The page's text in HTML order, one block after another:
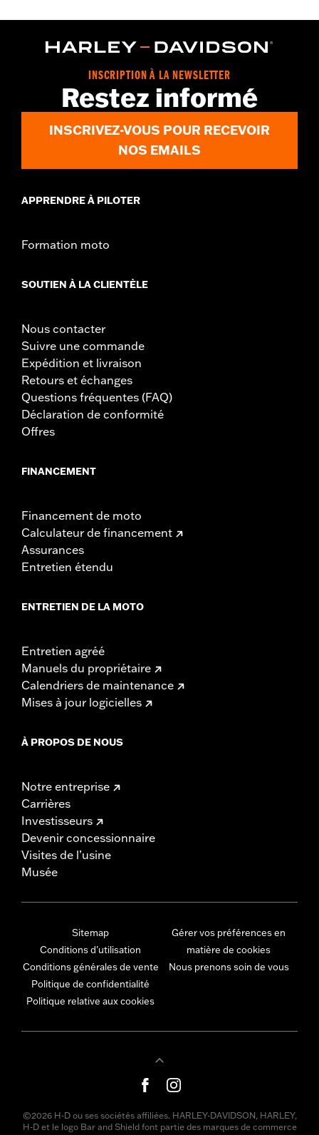
Résistant à l'eau: Non
Dans la boîte:Organisateur et lingette imbibée d’alcool
GARANTIE:1 year limited warranty – Go towww.h-
d.com/warrantyfor full details
INSCRIPTION À LA NEWSLETTER
Restez informé
INSCRIVEZ-VOUS POUR RECEVOIR
NOS EMAILS
APPRENDRE À PILOTER
Formation moto
SOUTIEN À LA CLIENTÈLE
Nous contacter
Suivre une commande
Expédition et livraison
Retours et échanges
Questions fréquentes (FAQ)
Déclaration de conformité
Offres
FINANCEMENT
Financement de moto
Calculateur de financement
Assurances
Entretien étendu
ENTRETIEN DE LA MOTO
Entretien agréé
Manuels du propriétaire
Calendriers de maintenance
Mises à jour logicielles
À PROPOS DE NOUS
Notre entreprise
Carrières
Investisseurs
Devenir concessionnaire
Visites de l’usine
Musée
Sitemap
Conditions d'utilisation
Conditions générales de vente
Politique de confidentialité
Politique relative aux cookies
Gérer vos préférences en
matière de cookies
Nous prenons soin de vous
©2026 H-D ou ses sociétés affiliées. HARLEY-DAVIDSON, HARLEY,
H-D et le logo Bar and Shield font partie des marques de commerce